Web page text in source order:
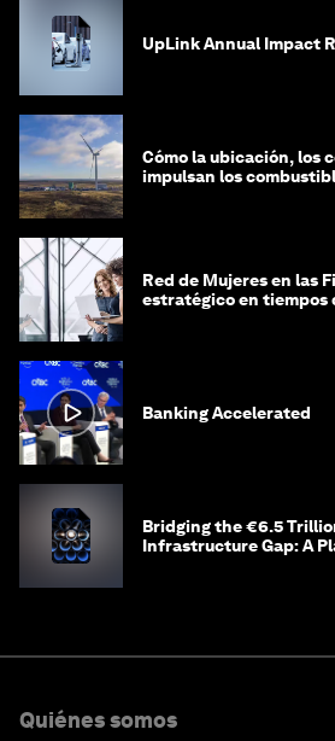
UpLink Annual Impact
Cómo la ubicación, los
impulsan los
Red de Mujeres en las
estratégico en
Banking Accelerated
Bridging the €6.5
Infrastructure Gap: A
Quiénes somos